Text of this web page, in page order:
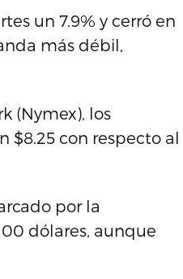
un 7.9% y cerró en
más débil,
(Nymex), los
$8.25 con respecto al
por la
dólares, aunque